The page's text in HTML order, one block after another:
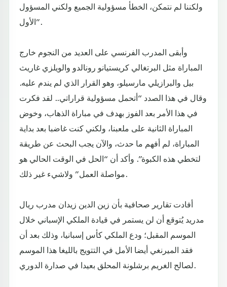
ولكننا لم نتمكن، الخطأ مسؤولية الجميع ولكني المسؤول
الأول”.
وأبقى المدرب الفرنسي على العديد من النجوم خارج
المباراة مثل البرتغالي كريستيانو رونالدو والويلزي غاريث
بيل والبرازيلي مارسيلو، وهو القرار الذي لم يندم عليه.
وقال في هذا الصدد “أتحمل مسؤولية قراراتي.. لقد فكرت
في هذا الأمر بعد الفوز بهدف في مباراة الذهاب، وخوض
المباراة الثانية على ملعبنا، ولكني كنت غاضبا بعد بداية
المباراة، لم أفهم ما حدث، والآن يجب البحث عن طريقة
لتخطي هذه الكبوة”. وأكد أن “الحل في الوقت الحالي هو
مواصلة العمل” ولاشيء غير ذلك.
أفادت تقارير صحافية بأن زين الدين زيدان مدرب ريال
مدريد يُتوقع أن لن يستمر في قيادة الملكي الإسباني خلال
الموسم المقبل؛ ودع الملكي كأس إسبانيا، وذلك بعد أن
فقد الميرنغي أيضا الأمل في التتويج بالليغا هذا الموسم
لصالح الغريم برشلونة المحلق بعيدا في صدارة الدوري.